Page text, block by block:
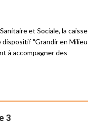
et Sociale, la caisse
dispositif "Grandir en Milieu
à accompagner des
3